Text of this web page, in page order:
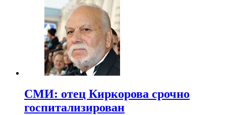
СМИ: отец Киркорова срочно
госпитализирован